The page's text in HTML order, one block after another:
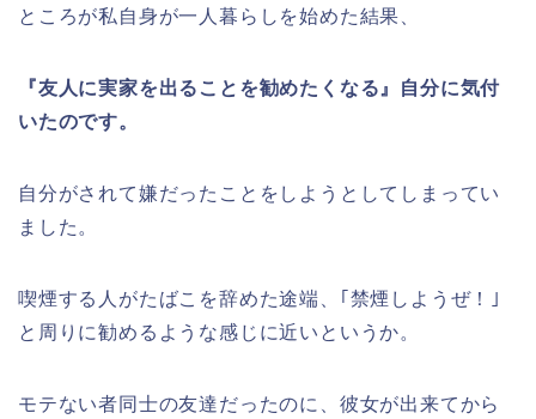
ところが私自身が一人暮らしを始めた結果、
『友人に実家を出ることを勧めたくなる』自分に気付
いたのです。
自分がされて嫌だったことをしようとしてしまってい
ました。
喫煙する人がたばこを辞めた途端、｢禁煙しようぜ！｣
と周りに勧めるような感じに近いというか。
モテない者同士の友達だったのに、彼女が出来てから